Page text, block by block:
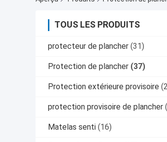
TOUS LES PRODUITS
protecteur de plancher (31)
Protection de plancher (37)
Protection extérieure provisoire
protection provisoire de plancher
Matelas senti (16)